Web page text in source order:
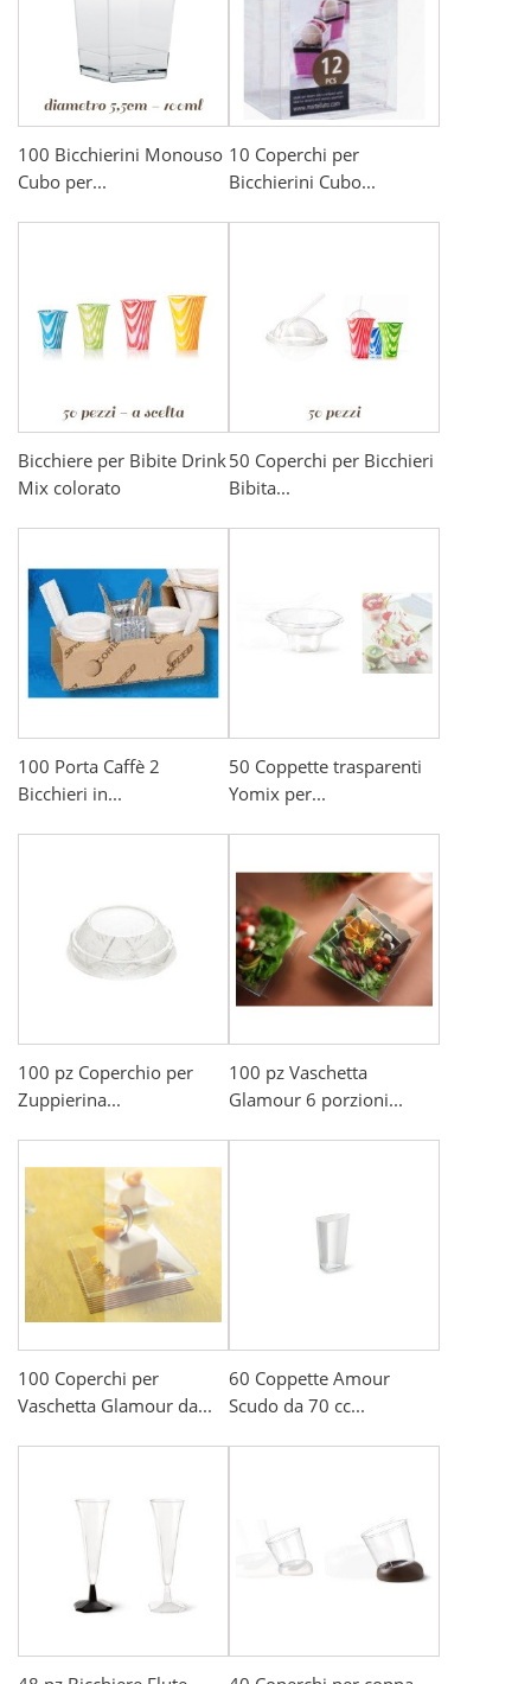
100 Bicchierini Monouso
Cubo per...
10 Coperchi per
Bicchierini Cubo...
Bicchiere per Bibite Drink
Mix colorato
50 Coperchi per Bicchieri
Bibita...
100 Porta Caffè 2
Bicchieri in...
50 Coppette trasparenti
Yomix per...
100 pz Coperchio per
Zuppierina...
100 pz Vaschetta
Glamour 6 porzioni...
100 Coperchi per
Vaschetta Glamour da...
60 Coppette Amour
Scudo da 70 cc...